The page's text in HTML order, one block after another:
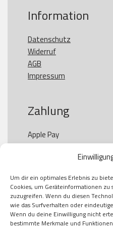
Um dir ein optimales Erlebnis zu
Cookies, um Geräteinformationen
zuzugreifen. Wenn du diesen
wie das Surfverhalten oder
Wenn du deine Einwilligung nicht
bestimmte Merkmale und
Information
Datenschutz
Widerruf
AGB
Impressum
Zahlung
Apple Pay
Paypal
Kauf auf Rechung
Klarna
American Express